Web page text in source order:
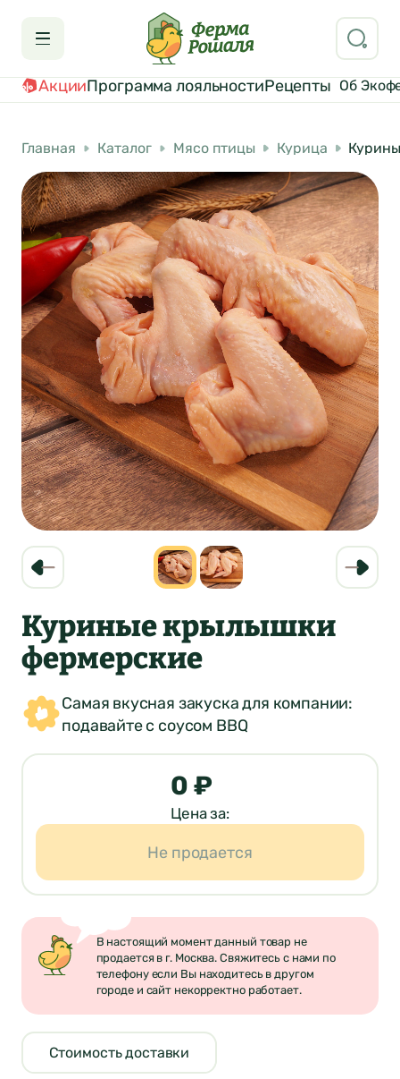
АкцииПрограмма лояльностиРецепты Об
Главная Каталог Мясо птицы Курица
Куриные крылышки
фермерские
Самая вкусная закуска для компании:
подавайте с соусом BBQ
0 ₽
Цена за:
Не продается
В настоящий момент данный товар не
продается в г. Москва. Свяжитесь с нами по
телефону если Вы находитесь в другом
городе и сайт некорректно работает.
Стоимость доставки